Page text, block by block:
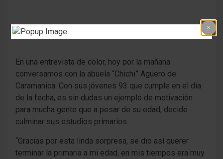
4 meses atrás
En una entrevista de color, hoy por la mañana
conversamos con la abuela “Chichi” Agüero de
Caramanica. Con sus jóvenes 93 que cumple en el día
de la fecha, es sin dudas un ejemplo de motivación
para mucha gente que a pesar de su edad, decide
culminar sus estudios primarios.
“Gracias por esta linda sorpresa, se dio así querer
terminar la primaria a mi edad, en mis tiempos era muy